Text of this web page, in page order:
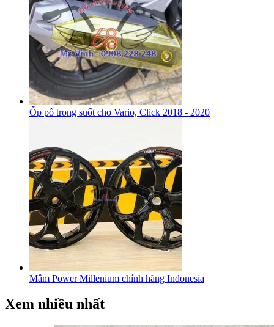
Ốp pô trong suốt cho Vario, Click 2018 - 2020
Mâm Power Millenium chính hãng Indonesia
Xem nhiều nhất